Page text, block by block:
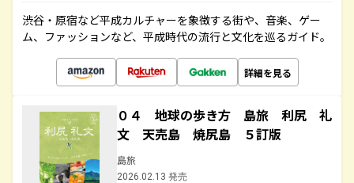
渋谷・原宿など平成カルチャーを象徴する街や、音楽、ゲー
ム、ファッションなど、平成時代の流行と文化を巡るガイド。
詳細を見る
０４ 地球の歩き方 島旅 利尻 礼
文 天売島 焼尻島 ５訂版
島旅
2026.02.13 発売